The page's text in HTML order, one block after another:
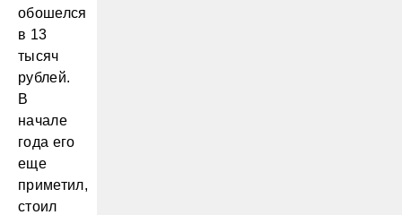
обошелся
в 13
тысяч
рублей.
В
начале
года его
еще
приметил,
стоил